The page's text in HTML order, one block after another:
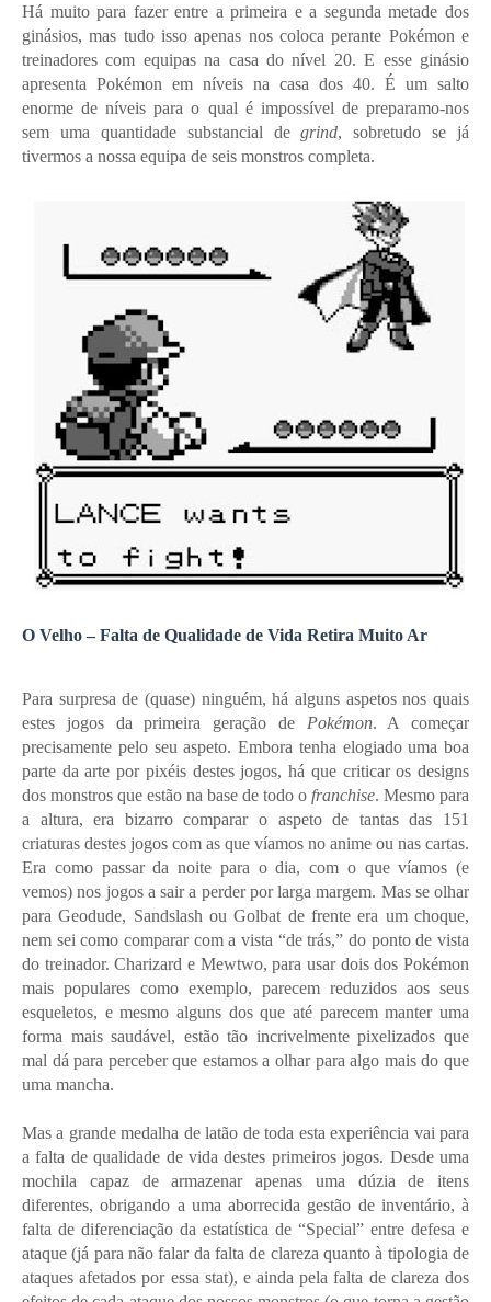
Há muito para fazer entre a primeira e a segunda metade dos
ginásios, mas tudo isso apenas nos coloca perante Pokémon e
treinadores com equipas na casa do nível 20. E esse ginásio
apresenta Pokémon em níveis na casa dos 40. É um salto
enorme de níveis para o qual é impossível de preparamo-nos
sem uma quantidade substancial degrind, sobretudo se já
tivermos a nossa equipa de seis monstros completa.
O Velho – Falta de Qualidade de Vida Retira Muito Ar
Para surpresa de (quase) ninguém, há alguns aspetos nos quais
estes jogos da primeira geração de Pokémon. A começar
precisamente pelo seu aspeto. Embora tenha elogiado uma boa
parte da arte por pixéis destes jogos, há que criticar os designs
dos monstros que estão na base de todo o franchise. Mesmo para
a altura, era bizarro comparar o aspeto de tantas das 151
criaturas destes jogos com as que víamos no anime ou nas cartas.
Era como passar da noite para o dia, com o que víamos (e
vemos) nos jogos a sair a perder por larga margem. Mas se olhar
para Geodude, Sandslash ou Golbat de frente era um choque,
nem sei como comparar com a vista “de trás,” do ponto de vista
do treinador. Charizard e Mewtwo, para usar dois dos Pokémon
mais populares como exemplo, parecem reduzidos aos seus
esqueletos, e mesmo alguns dos que até parecem manter uma
forma mais saudável, estão tão incrivelmente pixelizados que
mal dá para perceber que estamos a olhar para algo mais do que
uma mancha.
Mas a grande medalha de latão de toda esta experiência vai para
a falta de qualidade de vida destes primeiros jogos. Desde uma
mochila capaz de armazenar apenas uma dúzia de itens
diferentes, obrigando a uma aborrecida gestão de inventário, à
falta de diferenciação da estatística de “Special” entre defesa e
ataque (já para não falar da falta de clareza quanto à tipologia de
ataques afetados por essa stat), e ainda pela falta de clareza dos